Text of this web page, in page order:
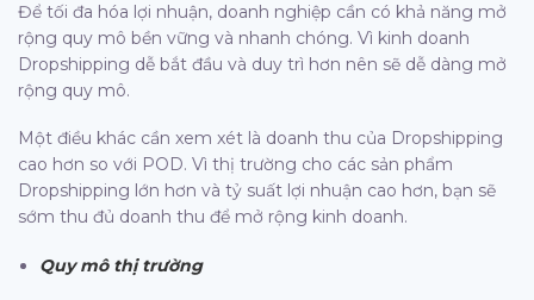
Để tối đa hóa lợi nhuận, doanh nghiệp cần có khả năng mở
rộng quy mô bền vững và nhanh chóng. Vì kinh doanh
Dropshipping dễ bắt đầu và duy trì hơn nên sẽ dễ dàng mở
rộng quy mô.
Một điều khác cần xem xét là doanh thu của Dropshipping
cao hơn so với POD. Vì thị trường cho các sản phẩm
Dropshipping lớn hơn và tỷ suất lợi nhuận cao hơn, bạn sẽ
sớm thu đủ doanh thu để mở rộng kinh doanh.
Quy mô thị trường